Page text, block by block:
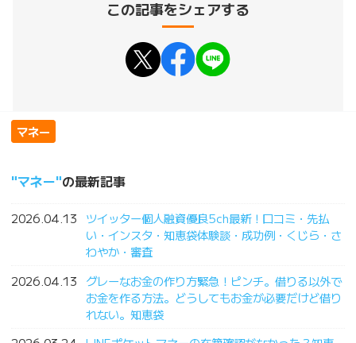
この記事をシェアする
マネー
マネー の最新記事
2026.04.13
ツイッター個人融資優良5ch最新！口コミ・先払
い・インスタ・知恵袋体験談・成功例・くじら・さ
わやか・審査
2026.04.13
グレーなお金の作り方緊急！ピンチ。借りる以外で
お金を作る方法。どうしてもお金が必要だけど借り
れない。知恵袋